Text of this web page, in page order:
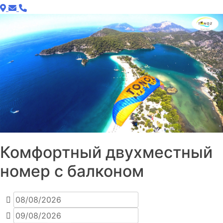
Комфортный двухместный
номер с балконом